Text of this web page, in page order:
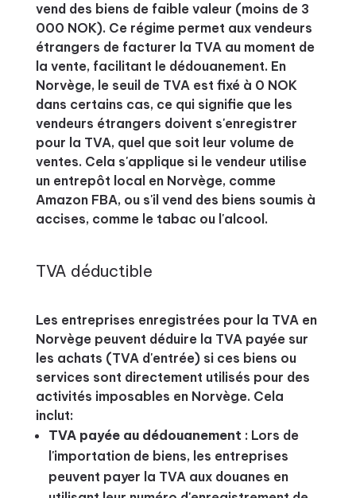
vend des biens de faible valeur (moins de 3
000 NOK). Ce régime permet aux vendeurs
étrangers de facturer la TVA au moment de
la vente, facilitant le dédouanement. En
Norvège, le seuil de TVA est fixé à 0 NOK
dans certains cas, ce qui signifie que les
vendeurs étrangers doivent s'enregistrer
pour la TVA, quel que soit leur volume de
ventes. Cela s'applique si le vendeur utilise
un entrepôt local en Norvège, comme
Amazon FBA, ou s'il vend des biens soumis à
accises, comme le tabac ou l'alcool.
TVA déductible
Les entreprises enregistrées pour la TVA en
Norvège peuvent déduire la TVA payée sur
les achats (TVA d'entrée) si ces biens ou
services sont directement utilisés pour des
activités imposables en Norvège. Cela
inclut:
TVA payée au dédouanement : Lors de
l'importation de biens, les entreprises
peuvent payer la TVA aux douanes en